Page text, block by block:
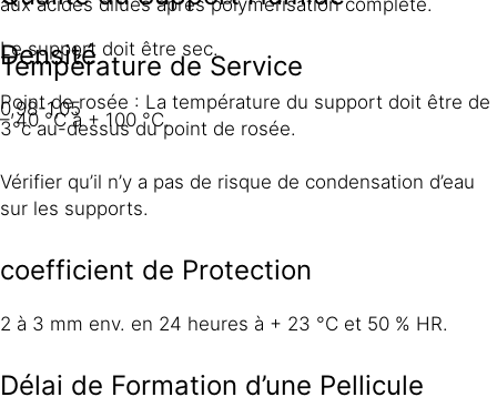
Densité
0,98-1,05
Température de Service
– 40 °C à + 100 °C.
Le support doit être sec.
Point de rosée : La température du support doit être de
3°c au-dessus du point de rosée.
Vérifier qu’il n’y a pas de risque de condensation d’eau
sur les supports.
coefficient de Protection
2 à 3 mm env. en 24 heures à + 23 °C et 50 % HR.
Délai de Formation d’une Pellicule